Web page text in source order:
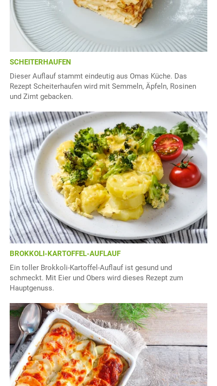
SCHEITERHAUFEN
Dieser Auflauf stammt eindeutig aus Omas Küche. Das
Rezept Scheiterhaufen wird mit Semmeln, Äpfeln, Rosinen
und Zimt gebacken.
BROKKOLI-KARTOFFEL-AUFLAUF
Ein toller Brokkoli-Kartoffel-Auflauf ist gesund und
schmeckt. Mit Eier und Obers wird dieses Rezept zum
Hauptgenuss.